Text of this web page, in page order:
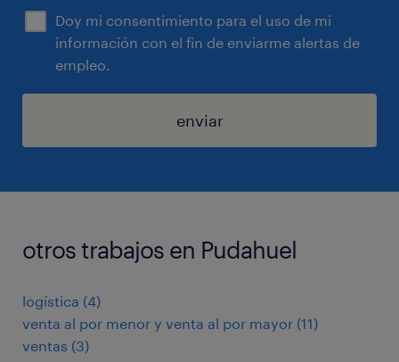
Doy mi consentimiento para el uso de mi
información con el fin de enviarme alertas de
empleo.
enviar
otros trabajos en Pudahuel
logística (4)
venta al por menor y venta al por mayor (11)
ventas (3)